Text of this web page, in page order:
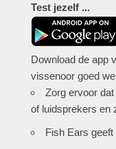
Test jezelf ...
Download de app
vissenoor goed
Zorg ervoor
of luidsprekers en
Fish Ears